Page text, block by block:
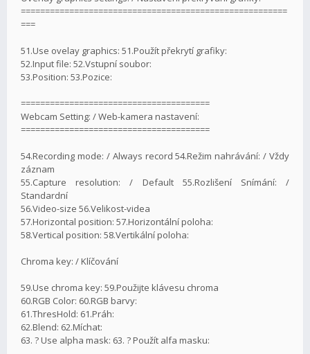
=======================================================
===
51.Use ovelay graphics: 51.Použít překrytí grafiky:
52.Input file: 52.Vstupní soubor:
53.Position: 53.Pozice:
=======================================
Webcam Setting: / Web-kamera nastavení:
=======================================
54.Recording mode: / Always record 54.Režim nahrávání: / Vždy
záznam
55.Capture resolution: / Default 55.Rozlišení Snímání: /
Standardní
56.Video-size 56.Velikost-videa
57.Horizontal position: 57.Horizontální poloha:
58.Vertical position: 58.Vertikální poloha:
Chroma key: / Klíčování
59.Use chroma key: 59.Použijte klávesu chroma
60.RGB Color: 60.RGB barvy:
61.ThresHold: 61.Práh:
62.Blend: 62.Míchat:
63. ? Use alpha mask: 63. ? Použít alfa masku: